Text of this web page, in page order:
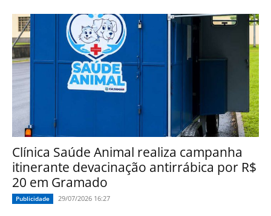
Clínica Saúde Animal realiza campanha
itinerante devacinação antirrábica por R$
20 em Gramado
Publicidade 29/07/2026 16:27